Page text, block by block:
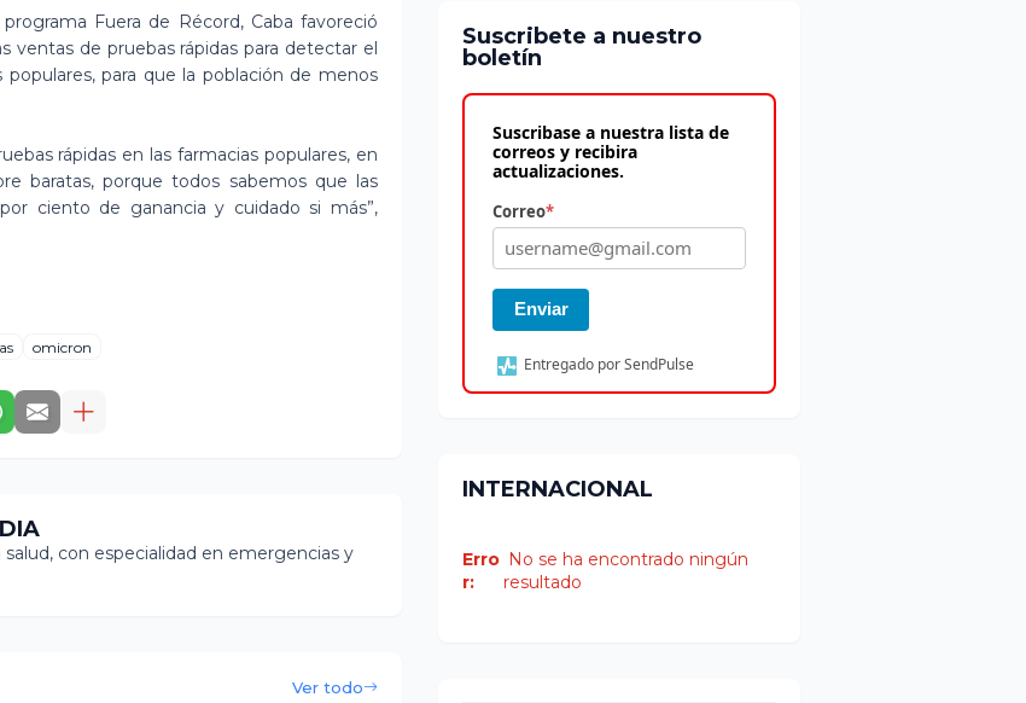
Fuera de Récord, Caba favoreció
ventas de pruebas rápidas para detectar el
populares, para que la población de menos
rápidas en las farmacias populares, en
baratas, porque todos sabemos que las
ciento de ganancia y cuidado si más”,
omicron
con especialidad en emergencias y
Ver todo
Suscribete a nuestro
boletín
Suscribase a nuestra lista de
correos y recibira
actualizaciones.
Correo*
Enviar
Entregado por SendPulse
INTERNACIONAL
Erro
r:
No se ha encontrado ningún
resultado